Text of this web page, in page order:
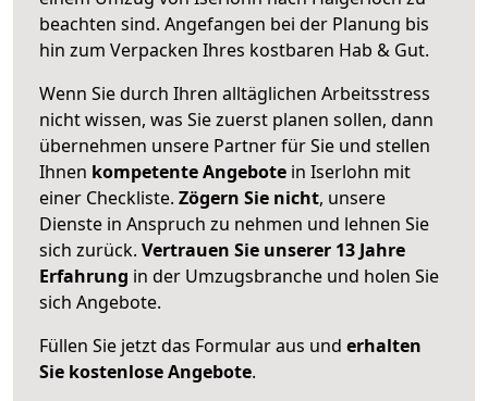
beachten sind. Angefangen bei der Planung bis
hin zum Verpacken Ihres kostbaren Hab & Gut.
Wenn Sie durch Ihren alltäglichen Arbeitsstress
nicht wissen, was Sie zuerst planen sollen, dann
übernehmen unsere Partner für Sie und stellen
Ihnen kompetente Angebote in Iserlohn mit
einer Checkliste. Zögern Sie nicht, unsere
Dienste in Anspruch zu nehmen und lehnen Sie
sich zurück. Vertrauen Sie unserer 13 Jahre
Erfahrung in der Umzugsbranche und holen Sie
sich Angebote.
Füllen Sie jetzt das Formular aus und erhalten
Sie kostenlose Angebote.